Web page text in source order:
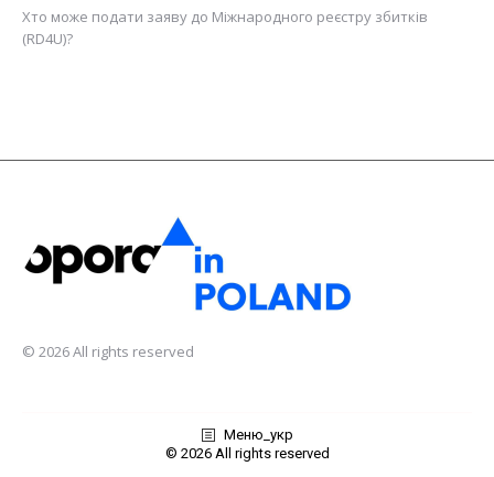
Хто може подати заяву до Міжнародного реєстру збитків
(RD4U)?
© 2026 All rights reserved
Меню_укр
© 2026 All rights reserved